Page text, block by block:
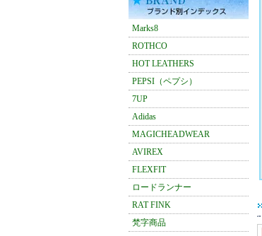
Marks8
ROTHCO
HOT LEATHERS
PEPSI（ペプシ）
7UP
Adidas
MAGICHEADWEAR
AVIREX
FLEXFIT
ロードランナー
RAT FINK
梵字商品